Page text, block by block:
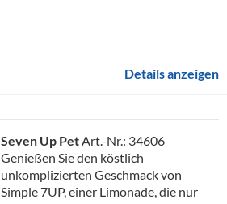
Details anzeigen
Seven Up PetArt.-Nr.: 34606
Genießen Sie den köstlich
unkomplizierten Geschmack von
Simple 7UP, einer Limonade, die nur